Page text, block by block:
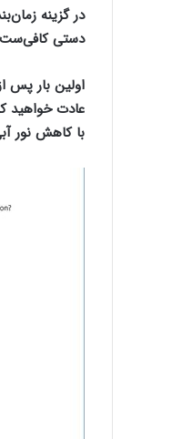
در گزینه
دستی کافی‌ست
اولین بار پس
عادت خواهید
با کاهش نور